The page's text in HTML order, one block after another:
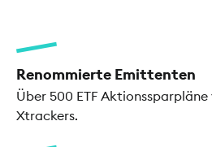
Renommierte Emittenten
Über 500 ETF Aktionssparpläne
Xtrackers.